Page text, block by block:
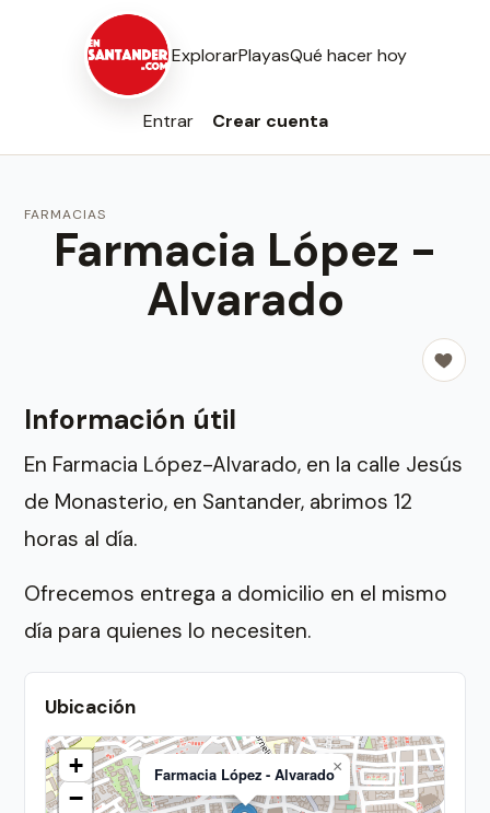
ExplorarPlayasQué hacer hoy
Entrar Crear cuenta
FARMACIAS
Farmacia López -
Alvarado
Información útil
En Farmacia López-Alvarado, en la calle Jesús
de Monasterio, en Santander, abrimos 12
horas al día.
Ofrecemos entrega a domicilio en el mismo
día para quienes lo necesiten.
Ubicación
Farmacia López - Alvarado×
+
−